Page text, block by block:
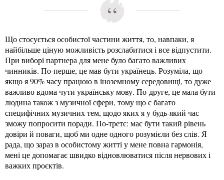
Що стосується особистої частини життя, то, навпаки, я
найбільше ціную можливість розслабитися і все відпустити.
При виборі партнера для мене було багато важливих
чинників. По-перше, це мав бути українець. Розуміла, що
якщо я 90% часу працюю в іноземному середовищі, то дуже
важливо вдома чути українську мову. По-друге, це мала бути
людина також з музичної сфери, тому що є багато
специфічних музичних тем, щодо яких я у будь-який час
зможу попросити поради. По-третє: має бути такий рівень
довіри й поваги, щоб ми одне одного розумієли без слів. Я
рада, що зараз в особистому житті у мене повна гармонія,
мені це допомагає швидко відновлюватися після нервових і
важких проєктів.